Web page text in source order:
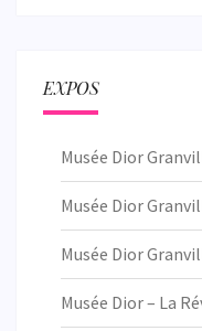
EXPOS
Musée Dior
Musée Dior
Musée Dior
Musée Dior – La